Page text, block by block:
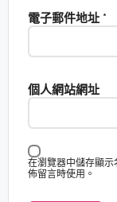
電子郵件地址 *
個人網站網址
在瀏覽器中儲存顯
佈留言時使用。